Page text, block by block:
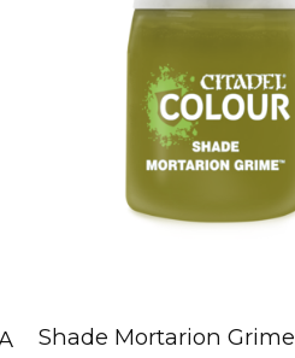
Shade Mortarion Grime